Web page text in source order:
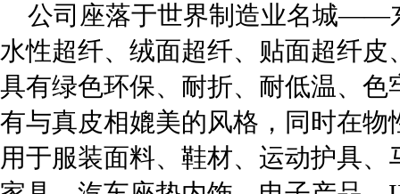
公司座落于世界制造业名城——
水性超纤、绒面超纤、贴面超纤
具有绿色环保、耐折、耐低温、
有与真皮相媲美的风格，同时在
用于服装面料、鞋材、运动护具